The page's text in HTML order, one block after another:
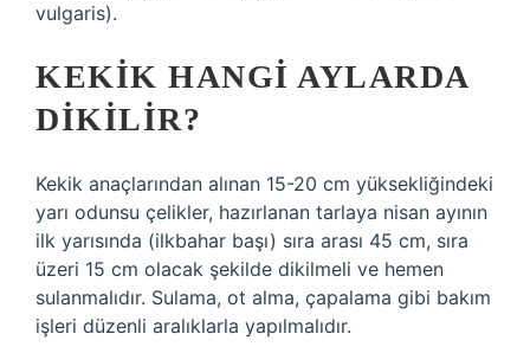
vulgaris).
KEKIK HANGI AYLARDA
DIKILIR?
Kekik anaçlarından alınan 15-20 cm yüksekliğindeki
yarı odunsu çelikler, hazırlanan tarlaya nisan ayının
ilk yarısında (ilkbahar başı) sıra arası 45 cm, sıra
üzeri 15 cm olacak şekilde dikilmeli ve hemen
sulanmalıdır. Sulama, ot alma, çapalama gibi bakım
işleri düzenli aralıklarla yapılmalıdır.